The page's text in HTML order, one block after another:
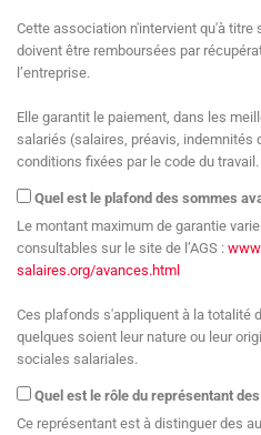
Cette association n'intervient qu'à
doivent être remboursées par
l’entreprise.
Elle garantit le paiement, dans les
salariés (salaires, préavis, indemnités
conditions fixées par le code du travail.
Quel est le plafond des sommes
Le montant maximum de garantie
consultables sur le site de l’AGS :
salaires.org/avances.html
Ces plafonds s'appliquent à la totalité
quelques soient leur nature ou leur
sociales salariales.
Quel est le rôle du représentant
Ce représentant est à distinguer des